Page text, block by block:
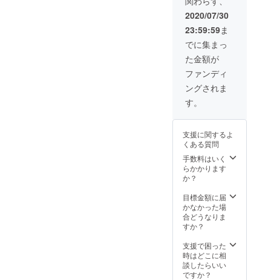
2020/07/30
23:59:59ま
でに集まっ
た金額が
ファンディ
ングされま
す。
支援に関するよ
くある質問
手数料はいく
らかかります
か？
目標金額に届
かなかった場
合どうなりま
すか？
支援で困った
時はどこに相
談したらいい
ですか？